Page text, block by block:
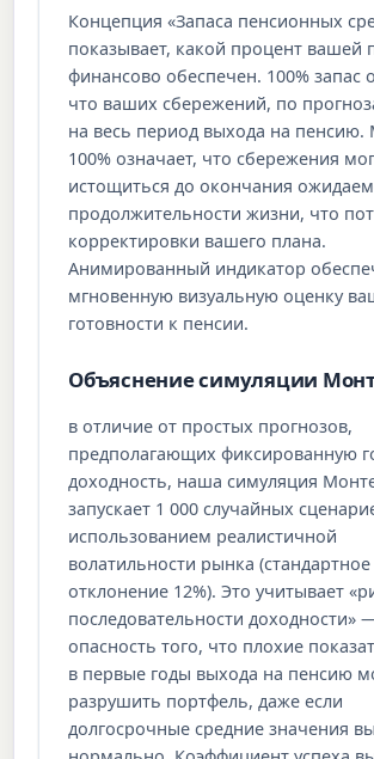
Концепция «Запаса пенсионных
показывает, какой процент вашей
финансово обеспечен. 100% запас
что ваших сбережений, по
на весь период выхода на пенсию.
100% означает, что сбережения
истощиться до окончания
продолжительности жизни, что
корректировки вашего плана.
Анимированный индикатор
мгновенную визуальную оценку
готовности к пенсии.
Объяснение симуляции
в отличие от простых прогнозов,
предполагающих фиксированную
доходность, наша симуляция
запускает 1 000 случайных
использованием реалистичной
волатильности рынка (стандартное
отклонение 12%). Это учитывает
последовательности доходности»
опасность того, что плохие
в первые годы выхода на пенсию
разрушить портфель, даже если
долгосрочные средние значения